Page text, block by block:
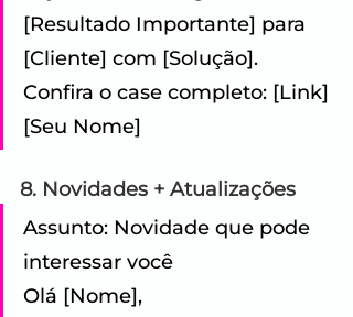
[Resultado Importante] para
[Cliente] com [Solução].
Confira o case completo: [Link]
[Seu Nome]
8. Novidades + Atualizações
Assunto: Novidade que pode
interessar você
Olá [Nome],